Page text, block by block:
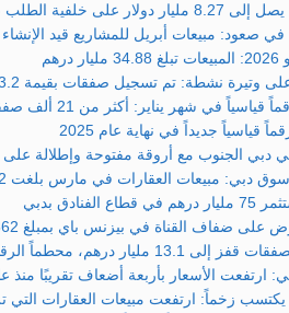
على المكاتب
صعود: مبيعات أبريل للمشاريع قيد الإنشاء
تم تسجيل صفقات بقيمة 3.2 مليار دولار خلال أسبوع
أكثر من 21 ألف صفقة و29.4 مليار دولار
جديداً في نهاية عام 2025
دبي الجنوب مع أروقة مفتوحة وإطلالة على
مبيعات العقارات في مارس بلغت 3.12 مليار درهم
بدبي
القناة في بيزنس باي بمبلغ 362 مليون درهم
القياسي الذي استمر 11 عاماً
الأسعار بأربعة أضعاف تقريبًا منذ عام
مبيعات العقارات التي تزيد قيمتها عن 1.36 مليون دولار بنسبة